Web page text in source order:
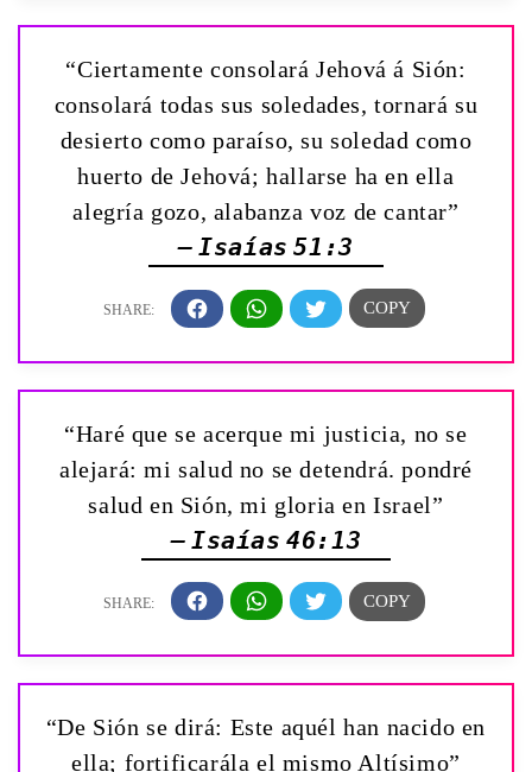
“Ciertamente consolará Jehová á Sión:
consolará todas sus soledades, tornará su
desierto como paraíso, su soledad como
huerto de Jehová; hallarse ha en ella
alegría gozo, alabanza voz de cantar”
— Isaías 51:3
“Haré que se acerque mi justicia, no se
alejará: mi salud no se detendrá. pondré
salud en Sión, mi gloria en Israel”
— Isaías 46:13
“De Sión se dirá: Este aquél han nacido en
ella; fortificarála el mismo Altísimo”